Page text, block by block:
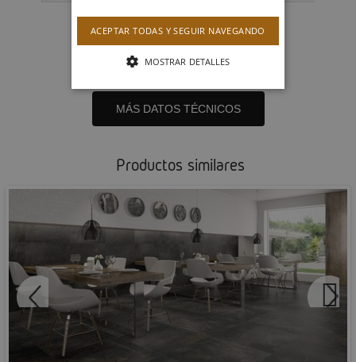
ART BLANCO
30 X 90 cm
MÁS DATOS TÉCNICOS
Productos similares
COVENT
ACEPTAR TODAS Y SEGUIR NAVEGANDO
MOSTRAR DETALLES